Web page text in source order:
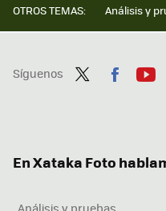
OTROS TEMAS: Análisis y
Síguenos
En Xataka Foto